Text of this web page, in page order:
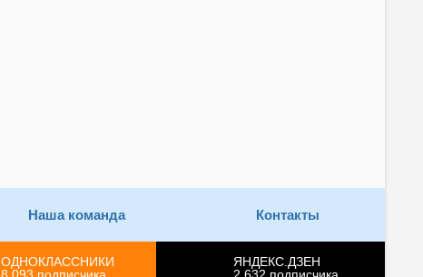
Наша команда Контакты
ОДНОКЛАССНИКИ
ЯНДЕКС.ДЗЕН